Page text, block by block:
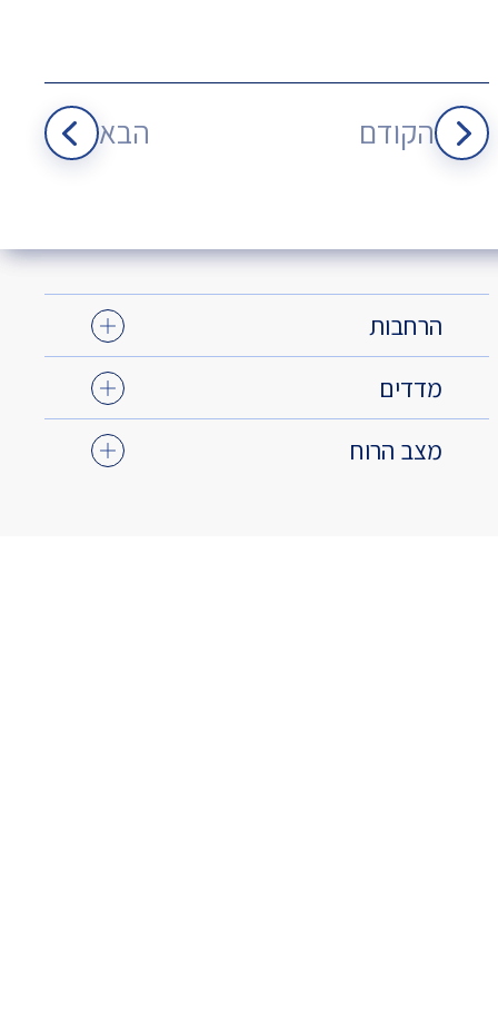
הקודם הבא
הרחבות
מדדים
מצב הרוח